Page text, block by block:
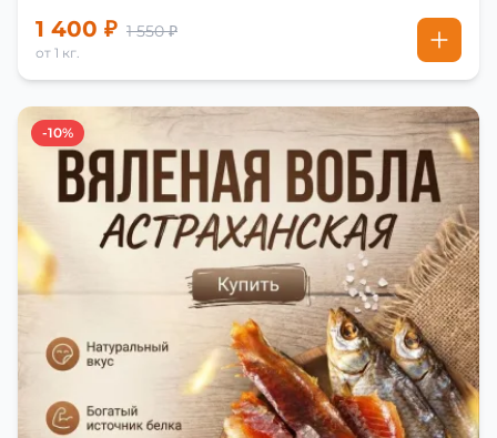
1 400 ₽ 1 550 ₽
от 1 кг.
-10%